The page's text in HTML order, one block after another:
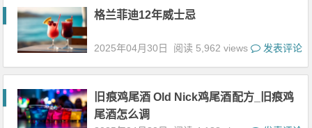
格兰菲迪12年威士忌
2025年04月30日 阅读 5,962 views 发表评论
旧痕鸡尾酒 Old Nick鸡尾酒配方_旧痕鸡
尾酒怎么调